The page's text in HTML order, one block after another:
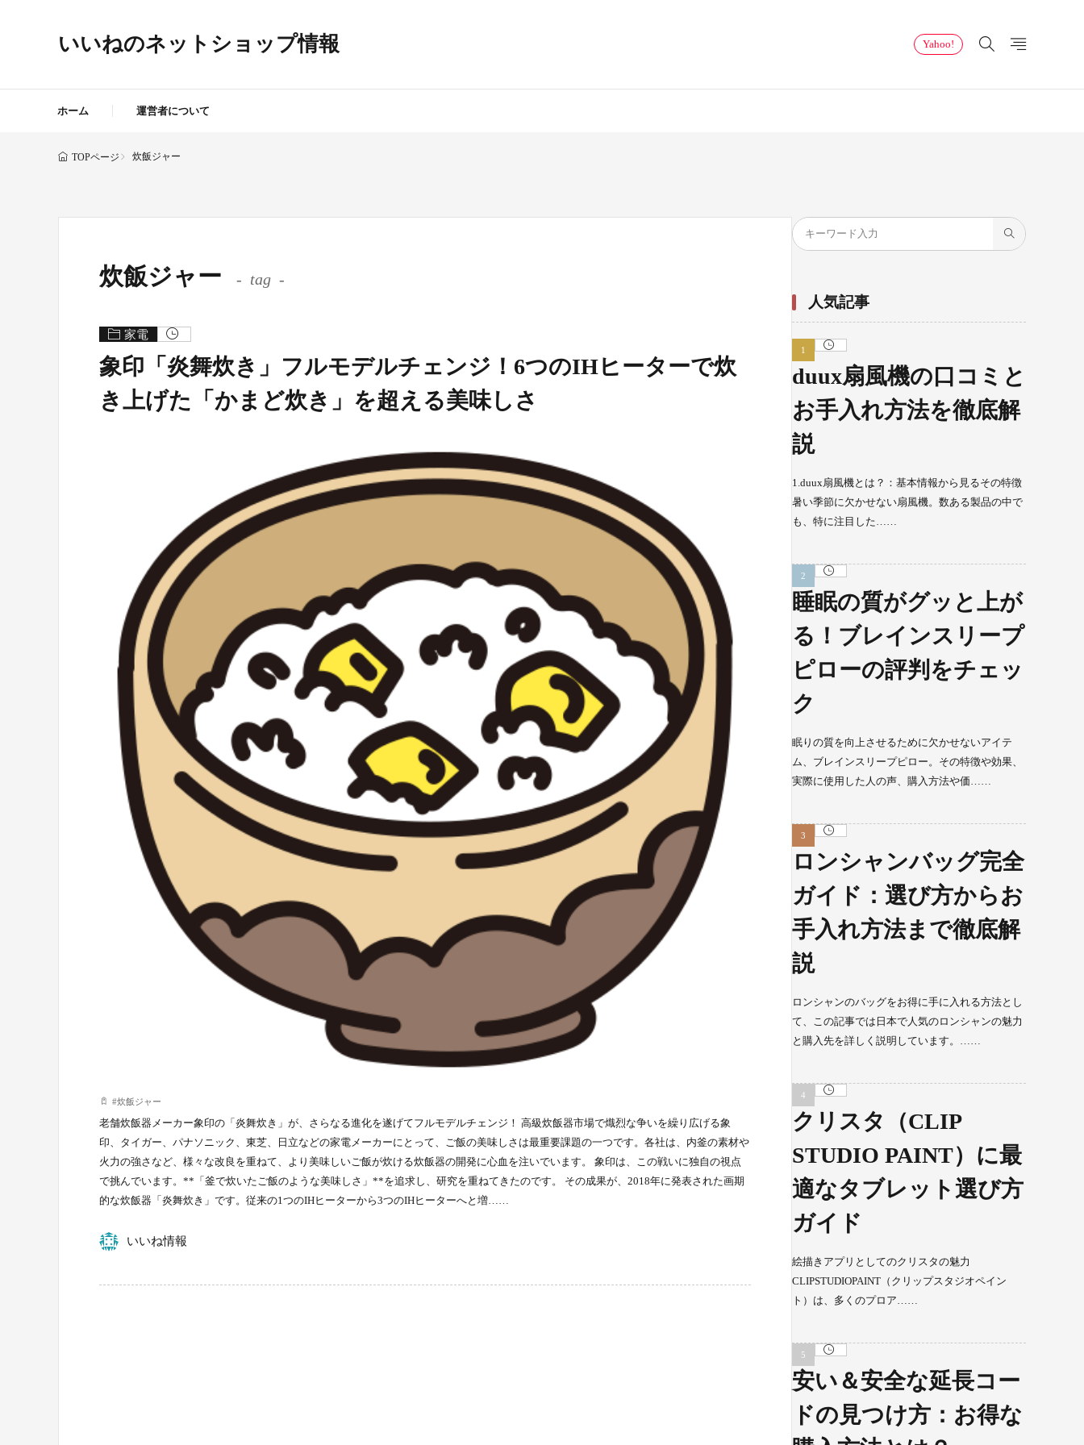
いいねのネットショップ情報 Yahoo!
ホーム 運営者について
TOPページ 炊飯ジャー
炊飯ジャー tag
家電
象印「炎舞炊き」フルモデルチェンジ！6つのIHヒーターで炊
き上げた「かまど炊き」を超える美味しさ
#炊飯ジャー
老舗炊飯器メーカー象印の「炎舞炊き」が、さらなる進化を遂げてフルモデルチェンジ！ 高級炊飯器市場で熾烈な争いを繰り広げる象
印、タイガー、パナソニック、東芝、日立などの家電メーカーにとって、ご飯の美味しさは最重要課題の一つです。各社は、内釜の素材や
火力の強さなど、様々な改良を重ねて、より美味しいご飯が炊ける炊飯器の開発に心血を注いでいます。 象印は、この戦いに独自の視点
で挑んでいます。**「釜で炊いたご飯のような美味しさ」**を追求し、研究を重ねてきたのです。 その成果が、2018年に発表された画期
的な炊飯器「炎舞炊き」です。従来の1つのIHヒーターから3つのIHヒーターへと増……
いいね情報
人気記事
duux扇風機の口コミと
お手入れ方法を徹底解
説
1.duux扇風機とは？：基本情報から見るその特徴
暑い季節に欠かせない扇風機。数ある製品の中で
も、特に注目した……
睡眠の質がグッと上が
る！ブレインスリープ
ピローの評判をチェッ
ク
眠りの質を向上させるために欠かせないアイテ
ム、ブレインスリープピロー。その特徴や効果、
実際に使用した人の声、購入方法や価……
ロンシャンバッグ完全
ガイド：選び方からお
手入れ方法まで徹底解
説
ロンシャンのバッグをお得に手に入れる方法とし
て、この記事では日本で人気のロンシャンの魅力
と購入先を詳しく説明しています。……
クリスタ（CLIP
STUDIO PAINT）に最
適なタブレット選び方
ガイド
絵描きアプリとしてのクリスタの魅力
CLIPSTUDIOPAINT（クリップスタジオペイン
ト）は、多くのプロア……
安い＆安全な延長コー
ドの見つけ方：お得な